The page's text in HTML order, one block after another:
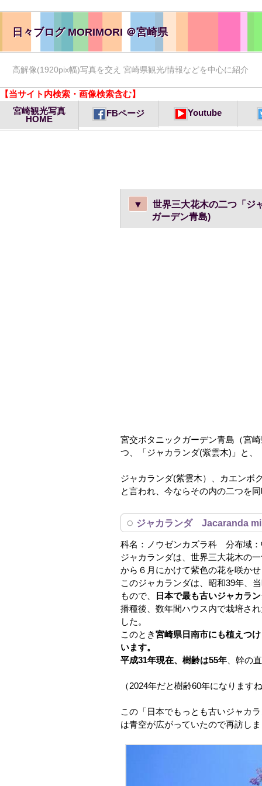
日々ブログ MORIMORI ＠宮崎県
高解像(1920pix幅)写真を交え 宮崎県観光/情報などを中心に紹介
【当サイト内検索・画像検索含む】
宮崎観光写真
HOME
FBページ Youtube
▼
世界三大花木の二つ「ジ
ガーデン青島)
宮交ボタニックガーデン青島（宮
つ、「ジャカランダ(紫雲木)」と
ジャカランダ(紫雲木）、カエン
と言われ、今ならその内の二つを
ジャカランダ Jacaranda
科名：ノウゼンカズラ科 分布域：
ジャカランダは、世界三大花木の
から６月にかけて紫色の花を咲か
このジャカランダは、昭和39年、
もので、
日本で最も古いジャカラ
播種後、数年間ハウス内で栽培さ
した。
このとき宮崎県日南市にも植えつ
います。
平成31年現在、樹齢は55年 、幹の
（2024年だと樹齢60年になります
この「日本でもっとも古いジャカ
は青空が広がっていたので再訪し